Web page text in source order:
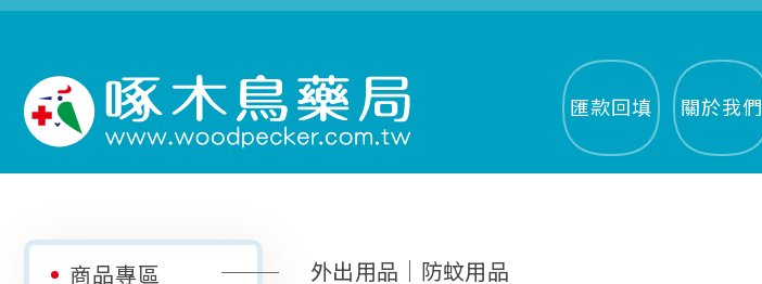
匯款回填 關於我們
商品專區 外出用品│防蚊用品